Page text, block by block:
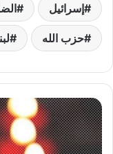
إسرائيل
حزب الله
قصة
القاضي
شريح
و